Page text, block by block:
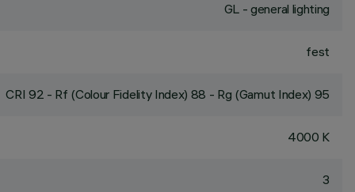
GL - general lighting
fest
CRI 92 - Rf (Colour Fidelity Index) 88 - Rg (Gamut Index) 95
4000 K
3